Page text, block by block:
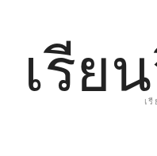
เรีย เ